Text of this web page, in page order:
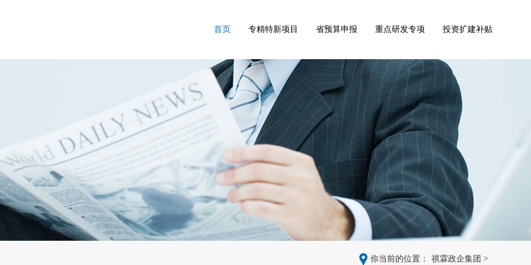
首页 专精特新项目 省预算申报 重点研发专项 投资扩建补贴
你当前的位置： 祺霖政企集团 >